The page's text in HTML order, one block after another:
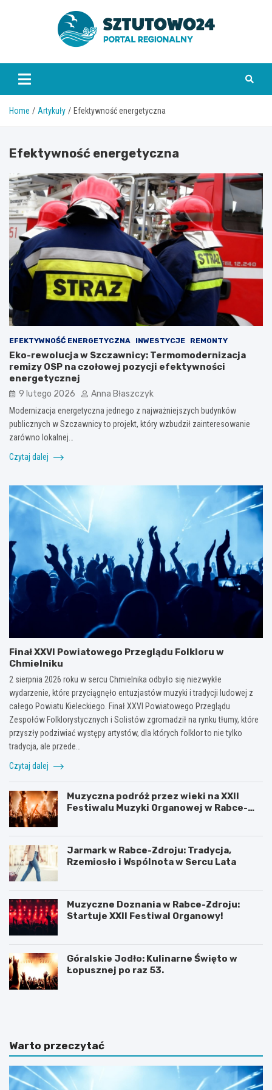
www.sztutowo24.pl
Home Artykuły Efektywność energetyczna
Efektywność energetyczna
EFEKTYWNOŚĆ ENERGETYCZNA INWESTYCJE REMONTY
Eko-rewolucja w Szczawnicy: Termomodernizacja
remizy OSP na czołowej pozycji efektywności
energetycznej
9 lutego 2026 Anna Błaszczyk
Modernizacja energetyczna jednego z najważniejszych budynków
publicznych w Szczawnicy to projekt, który wzbudził zainteresowanie
zarówno lokalnej…
Czytaj dalej
Finał XXVI Powiatowego Przeglądu Folkloru w
Chmielniku
2 sierpnia 2026 roku w sercu Chmielnika odbyło się niezwykłe
wydarzenie, które przyciągnęło entuzjastów muzyki i tradycji ludowej z
całego Powiatu Kieleckiego. Finał XXVI Powiatowego Przeglądu
Zespołów Folklorystycznych i Solistów zgromadził na rynku tłumy, które
przyszły podziwiać występy artystów, dla których folklor to nie tylko
tradycja, ale przede…
Czytaj dalej
Muzyczna podróż przez wieki na XXII
Festiwalu Muzyki Organowej w Rabce-
Jarmark w Rabce-Zdroju: Tradycja,
Rzemiosło i Wspólnota w Sercu Lata
Muzyczne Doznania w Rabce-Zdroju:
Startuje XXII Festiwal Organowy!
Góralskie Jodło: Kulinarne Święto w
Łopusznej po raz 53.
P
D
u
b
a
P
w
S
z
Warto przeczytać